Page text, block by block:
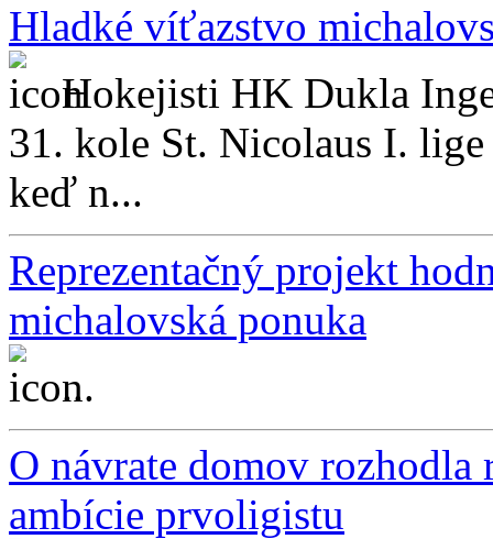
Hladké víťazstvo
Hokejisti HK Dukla
31. kole St. Nicolaus I.
keď n...
Reprezentačný projekt
michalovská ponuka
...
O návrate domov
ambície prvoligistu